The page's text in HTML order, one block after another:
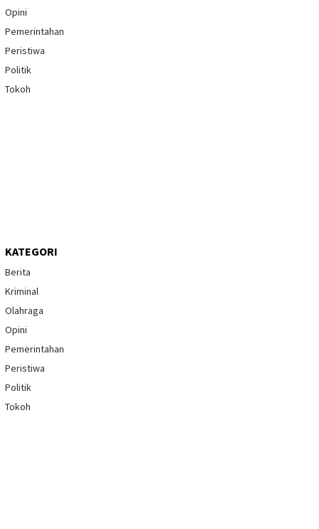
Opini
Pemerintahan
Peristiwa
Politik
Tokoh
KATEGORI
Berita
Kriminal
Olahraga
Opini
Pemerintahan
Peristiwa
Politik
Tokoh